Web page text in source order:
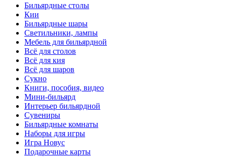
Бильярдные столы
Кии
Бильярдные шары
Светильники, лампы
Мебель для бильярдной
Всё для столов
Всё для кия
Всё для шаров
Сукно
Книги, пособия, видео
Мини-бильярд
Интерьер бильярдной
Сувениры
Бильярдные комнаты
Наборы для игры
Игра Новус
Подарочные карты